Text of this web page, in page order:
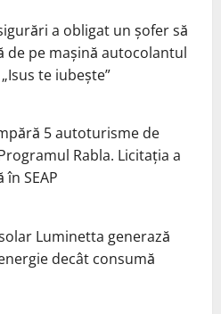
a obligat un șofer să
de pe mașină autocolantul
te iubește”
5 autoturisme de
Rabla. Licitația a
SEAP
Luminetta generază
decât consumă